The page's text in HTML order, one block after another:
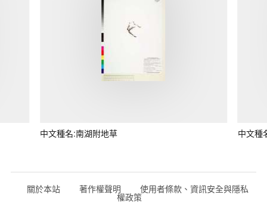
中文種名:南湖附地草 中文種
關於本站 著作權聲明 使用者條款、資訊安全與隱私
權政策